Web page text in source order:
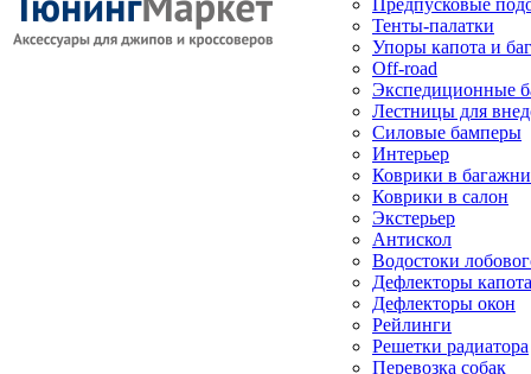
Предпусковые
Тенты-палатки
Упоры капота и
Off-road
Экспедиционные
Лестницы для
Силовые бамперы
Интерьер
Коврики в
Коврики в салон
Экстерьер
Антискол
Водостоки
Дефлекторы капота
Дефлекторы окон
Рейлинги
Решетки радиатора
Перевозка собак